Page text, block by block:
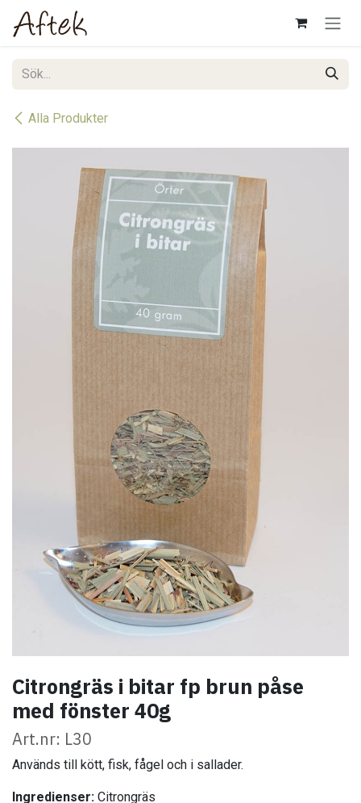
Hoppa till innehåll
Alla Produkter
Citrongräs i bitar fp brun påse
med fönster 40g
Art.nr: L30
Används till kött, fisk, fågel och i sallader.
Ingredienser: Citrongräs